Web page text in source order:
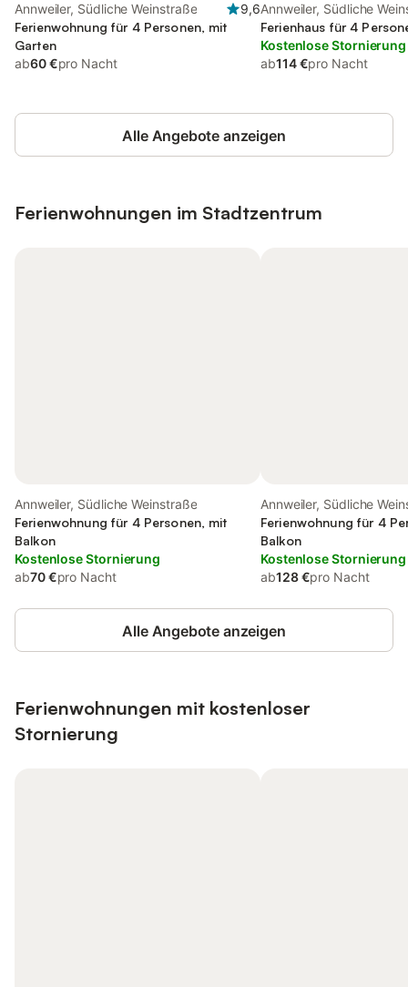
Annweiler, Südliche Weinstraße
9,6
Ferienwohnung für 4 Personen, mit
Garten
ab60 €pro Nacht
Annweiler, Südliche
Ferienhaus für 4
Kostenlose Stornierung
ab114 €pro Nacht
Alle Angebote anzeigen
Ferienwohnungen im Stadtzentrum
Annweiler, Südliche Weinstraße
Ferienwohnung für 4 Personen, mit
Balkon
Kostenlose Stornierung
ab70 €pro Nacht
Annweiler, Südliche
Ferienwohnung für 4
Balkon
Kostenlose Stornierung
ab128 €pro Nacht
Alle Angebote anzeigen
Ferienwohnungen mit kostenloser
Stornierung